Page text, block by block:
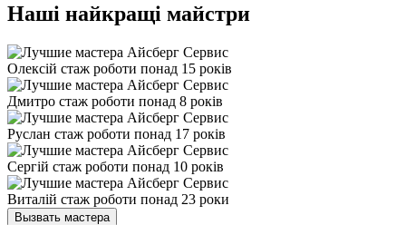
Наші найкращі майстри
Олексій стаж роботи понад 15 років
Дмитро стаж роботи понад 8 років
Руслан стаж роботи понад 17 років
Сергій стаж роботи понад 10 років
Виталій стаж роботи понад 23 роки
Вызвать мастера